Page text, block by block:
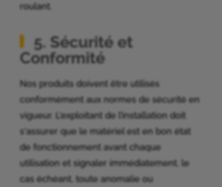
roulant.
5. Sécurité et
Conformité
Nos produits doivent être utilisés
conformément aux normes de sécurité en
vigueur. L’exploitant de l’installation doit
s'assurer que le matériel est en bon état
de fonctionnement avant chaque
utilisation et signaler immédiatement, le
cas échéant, toute anomalie ou